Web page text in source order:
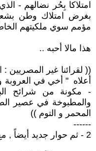
امتلاكا بِحُر نضالهم -
بغرض امتلاك وطن
مؤمم سوي ملكيتهم
هذا مالا أحبه ..
(( لقرائنا غير
أعلاه " أخي في
- مكونة من شرائح
والمطبوخة في عصير
المحمر و التوم ))
------
2 - ثم حوار جديد أيضاً , مع قاريء شرق أوسطي :